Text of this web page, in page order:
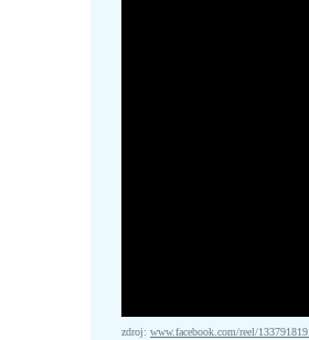
zdroj: www.facebook.com/reel/